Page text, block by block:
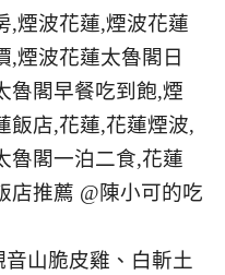
山脆皮雞、白斬土